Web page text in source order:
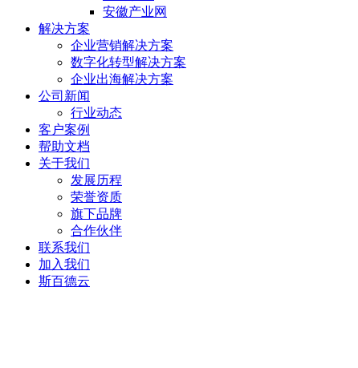
安徽产业网
解决方案
企业营销解决方案
数字化转型解决方案
企业出海解决方案
公司新闻
行业动态
客户案例
帮助文档
关于我们
发展历程
荣誉资质
旗下品牌
合作伙伴
联系我们
加入我们
斯百德云